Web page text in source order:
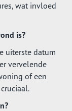
wat invloed
is?
uiterste datum
vervelende
of een